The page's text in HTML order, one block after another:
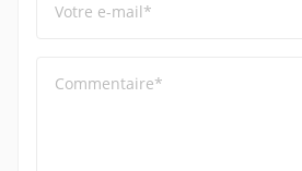
Votre e-mail*
Commentaire*